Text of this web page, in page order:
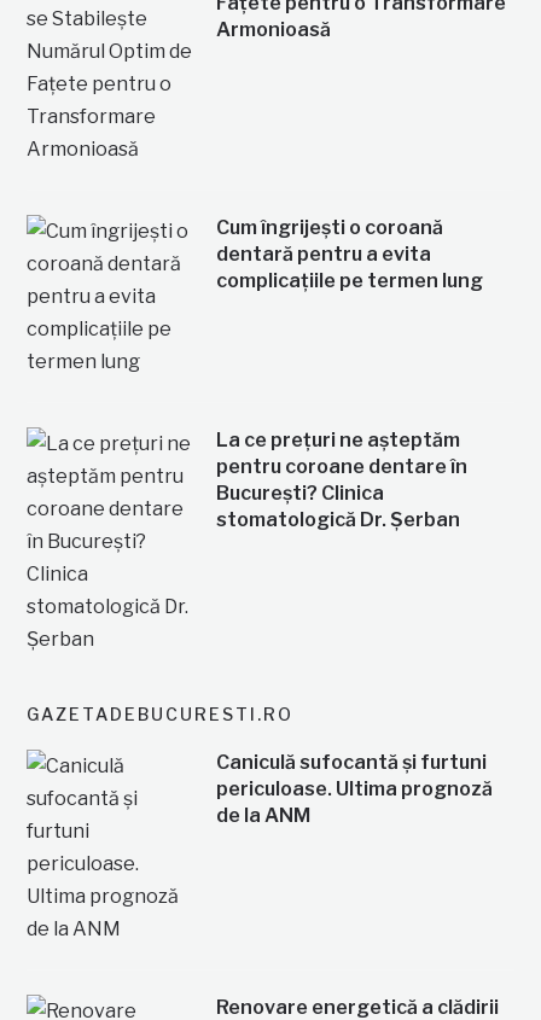
Armonioasă
Cum îngrijești o coroană
dentară pentru a evita
complicațiile pe termen lung
La ce prețuri ne așteptăm
pentru coroane dentare în
București? Clinica
stomatologică Dr. Șerban
GAZETADEBUCURESTI.RO
Caniculă sufocantă și furtuni
periculoase. Ultima prognoză
de la ANM
Renovare energetică a clădirii